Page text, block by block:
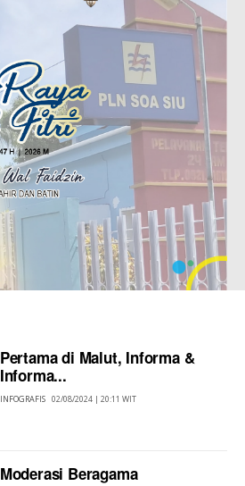
Pertama di Malut, Informa &
Informa...
INFOGRAFIS 02/08/2024 | 20:11 WIT
Moderasi Beragama